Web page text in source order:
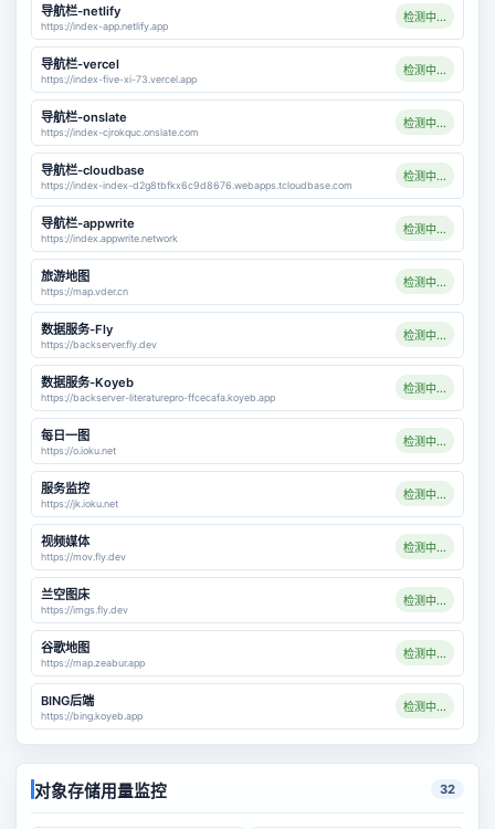
导航栏-netlify
https://index-app.netlify.app
检测中...
导航栏-vercel
https://index-five-xi-73.vercel.app
检测中...
导航栏-onslate
https://index-cjrokquc.onslate.com
检测中...
导航栏-cloudbase
https://index-index-d2g8tbfkx6c9d8676.webapps.tcloudbase.com
检测中...
导航栏-appwrite
https://index.appwrite.network
检测中...
旅游地图
https://map.vder.cn
检测中...
数据服务-Fly
https://backserver.fly.dev
检测中...
数据服务-Koyeb
https://backserver-literaturepro-ffcecafa.koyeb.app
检测中...
每日一图
https://o.ioku.net
检测中...
服务监控
https://jk.ioku.net
检测中...
视频媒体
https://mov.fly.dev
检测中...
兰空图床
https://imgs.fly.dev
检测中...
谷歌地图
https://map.zeabur.app
检测中...
BING后端
https://bing.koyeb.app
检测中...
对象存储用量监控 32